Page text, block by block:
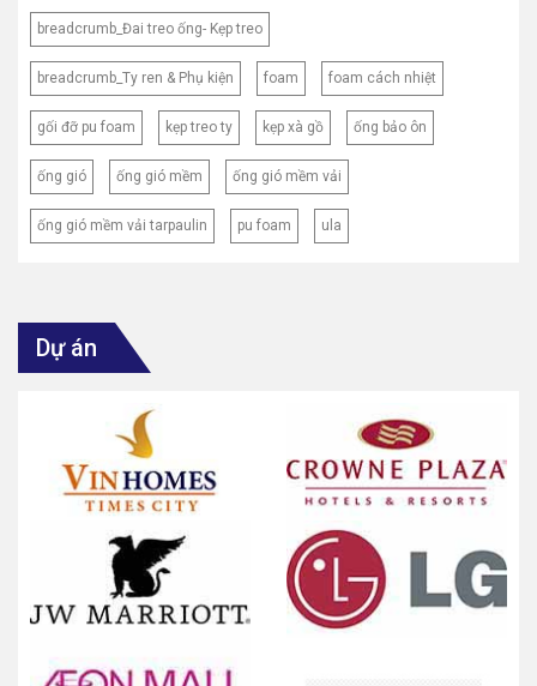
breadcrumb_Đai treo ống- Kẹp treo
breadcrumb_Ty ren & Phụ kiện foam foam cách nhiệt
gối đỡ pu foam kẹp treo ty kẹp xà gồ ống bảo ôn
ống gió ống gió mềm ống gió mềm vải
ống gió mềm vải tarpaulin pu foam ula
Dự án